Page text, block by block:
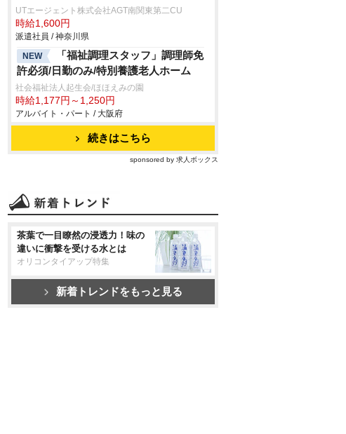
UTエージェント株式会社AGT南関東第二CU
時給1,600円
派遣社員 / 神奈川県
NEW
「福祉調理スタッフ」調理師免
許必須/日勤のみ/特別養護老人ホーム
社会福祉法人起生会/ほほえみの園
時給1,177円～1,250円
アルバイト・パート / 大阪府
続きはこちら
sponsored by 求人ボックス
茶葉で一目瞭然の浸透力！味の
違いに衝撃を受ける水とは
オリコンタイアップ特集
新着トレンドをもっと見る